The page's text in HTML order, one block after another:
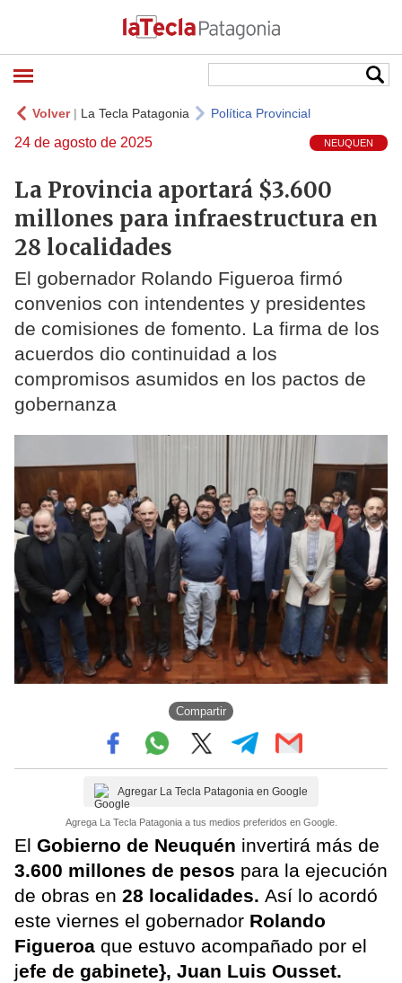
Volver| La Tecla Patagonia Política Provincial
24 de agosto de 2025 NEUQUEN
La Provincia aportará $3.600
millones para infraestructura en
28 localidades
El gobernador Rolando Figueroa firmó
convenios con intendentes y presidentes
de comisiones de fomento. La firma de los
acuerdos dio continuidad a los
compromisos asumidos en los pactos de
gobernanza
Compartir
Agregar La Tecla Patagonia en Google
Agrega La Tecla Patagonia a tus medios preferidos en Google.
El Gobierno de Neuquén invertirá más de
3.600 millones de pesos para la ejecución
de obras en 28 localidades. Así lo acordó
este viernes el gobernador Rolando
Figueroa que estuvo acompañado por el
jefe de gabinete}, Juan Luis Ousset.